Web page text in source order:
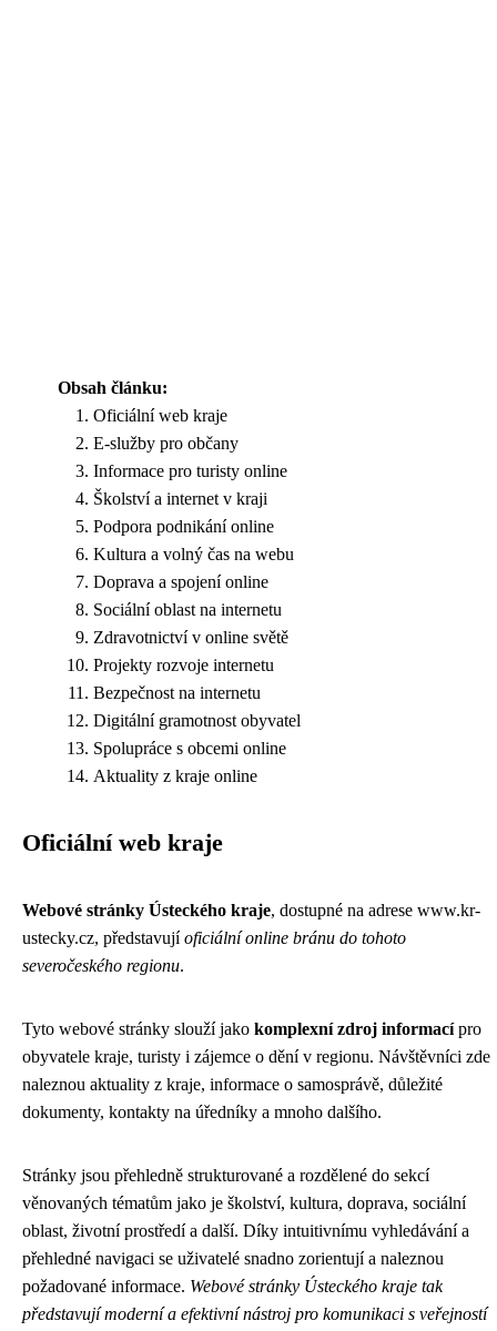
Obsah článku:
Oficiální web kraje
E-služby pro občany
Informace pro turisty online
Školství a internet v kraji
Podpora podnikání online
Kultura a volný čas na webu
Doprava a spojení online
Sociální oblast na internetu
Zdravotnictví v online světě
Projekty rozvoje internetu
Bezpečnost na internetu
Digitální gramotnost obyvatel
Spolupráce s obcemi online
Aktuality z kraje online
Oficiální web kraje
Webové stránky Ústeckého kraje, dostupné na adrese www.kr-
ustecky.cz, představujíoficiální online bránu do tohoto
severočeského regionu.
Tyto webové stránky slouží jako komplexní zdroj informacípro
obyvatele kraje, turisty i zájemce o dění v regionu. Návštěvníci zde
naleznou aktuality z kraje, informace o samosprávě, důležité
dokumenty, kontakty na úředníky a mnoho dalšího.
Stránky jsou přehledně strukturované a rozdělené do sekcí
věnovaných tématům jako je školství, kultura, doprava, sociální
oblast, životní prostředí a další. Díky intuitivnímu vyhledávání a
přehledné navigaci se uživatelé snadno zorientují a naleznou
požadované informace. Webové stránky Ústeckého kraje tak
představují moderní a efektivní nástroj pro komunikaci s veřejností